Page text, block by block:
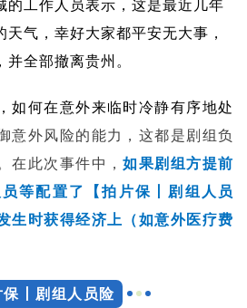
的工作人员表示，这是最近几年
气，幸好大家都平安无大事，
全部撤离贵州。
如何在意外来临时冷静有序地处
意外风险的能力，这都是剧组负
在此次事件中，如果剧组方提前
等配置了【拍片保丨剧组人员
生时获得经济上（如意外医疗费
保丨剧组人员险